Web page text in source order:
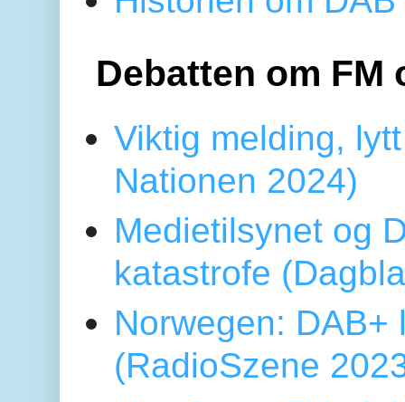
Debatten om FM
Viktig melding,
Nationen 2024)
Medietilsynet og
katastrofe
Norwegen:
(RadioSzene